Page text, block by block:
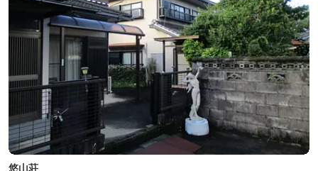
悠山荘